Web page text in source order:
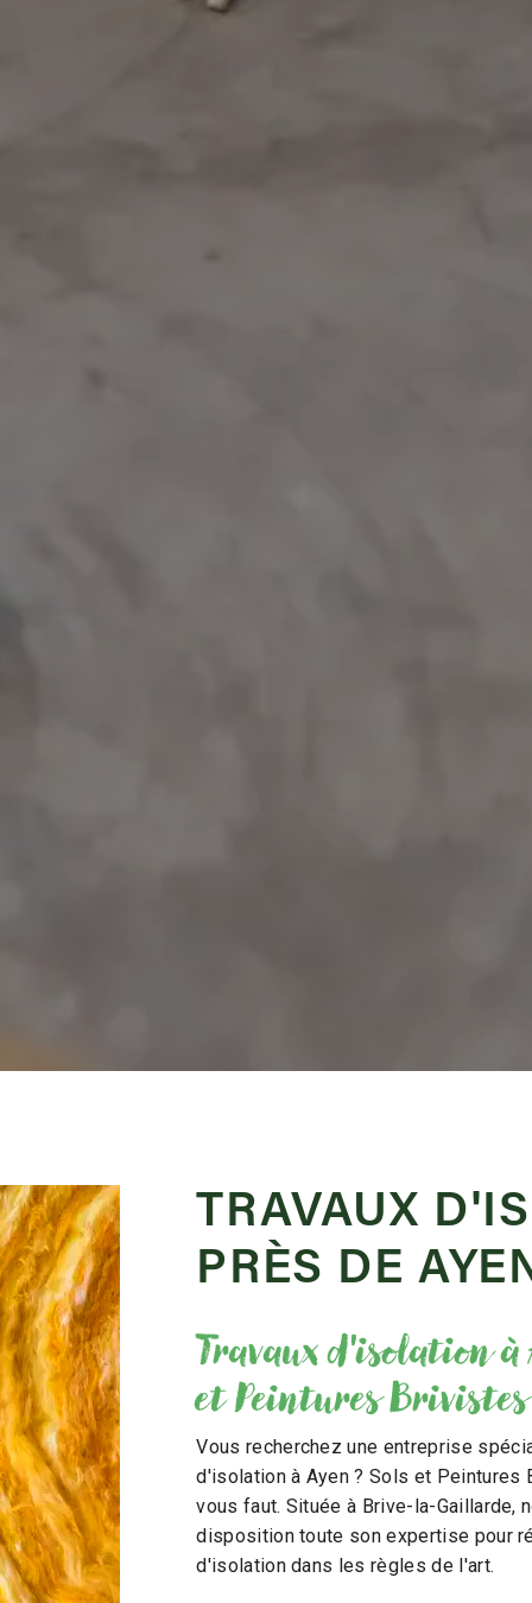
TRAVAUX
PRÈS DE
Travaux d'isolation à
et Peintures Brivistes
Vous recherchez une entreprise
d'isolation à Ayen ? Sols et
vous faut. Située à Brive-la-Gaillarde,
disposition toute son expertise pour
d'isolation dans les règles de l'art.